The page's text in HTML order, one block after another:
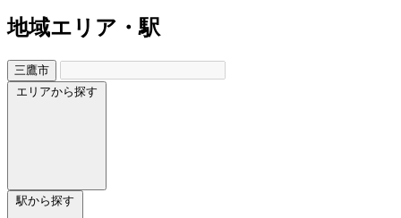
地域エリア・駅
三鷹市
エリアから探す
駅から探す